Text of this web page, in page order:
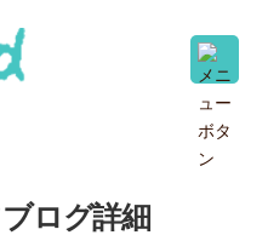
ログ詳細